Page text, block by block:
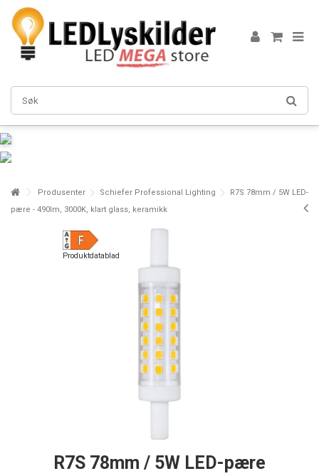
Produsenter Schiefer Professional Lighting
R7S 78mm / 5W LED-
pære - 490lm, 3000K, klart glass, keramikk
Produktdatablad
R7S 78mm / 5W LED-pære